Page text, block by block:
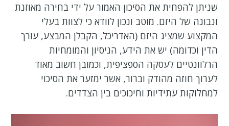
שניתן להפחית את הסיכון האמור על ידי בחירה מאוזנת
ונבונה של היזם. מוטב ונכון לוודא כי לצוות בעלי
המקצוע שמציג היזם (האדריכל, הקבלן המבצע, עורך
הדין וכדומה) יש את הידע, הניסיון והמומחיות
הרלוונטיים לעסקה הספציפית, וכמובן חשוב מאוד
לערוך חוזה מהודק וברור, אשר ימזער את הסיכוי
למחלוקות עתידיות וחיכוכים בין הצדדים.